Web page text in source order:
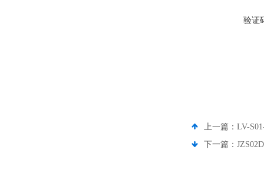
验证
上一篇： LV-
下一篇：